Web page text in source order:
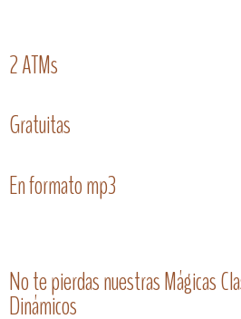
2 ATMs
Gratuitas
En formato mp3
No te pierdas nuestras Mágicas
Dinámicos